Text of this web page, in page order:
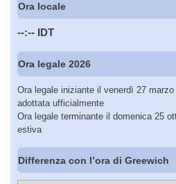
Ora locale
--:-- IDT
Ora legale 2026
Ora legale iniziante il venerdì 27
adottata ufficialmente
Ora legale terminante il domenica 25
estiva
Differenza con l’ora di Greewich